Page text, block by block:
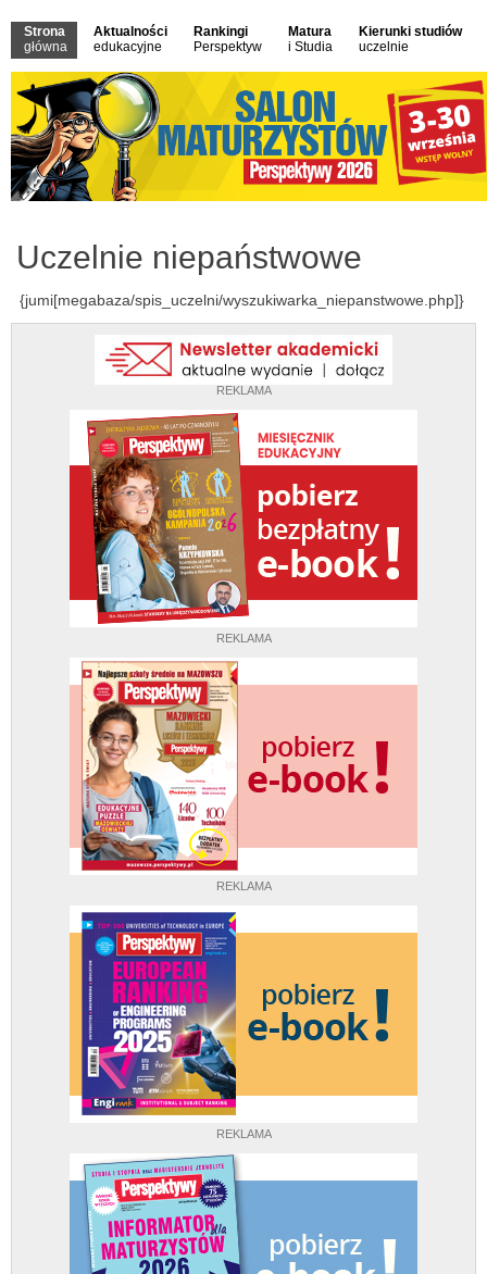
Strona
główna
Aktualności
edukacyjne
Rankingi
Perspektyw
Matura
i Studia
Kierunki studiów
uczelnie
REKLAMA
REKLAMA
REKLAMA
REKLAMA
Uczelnie niepaństwowe
{jumi[megabaza/spis_uczelni/wyszukiwarka_niepanstwowe.php]}